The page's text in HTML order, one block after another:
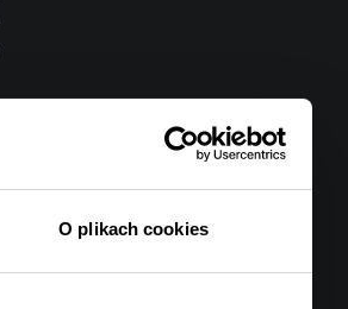
O plikach cookies